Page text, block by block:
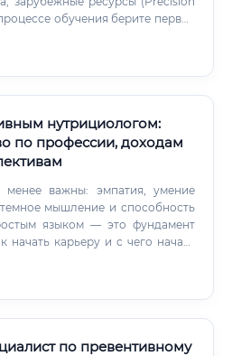
обучения берите первых
нутрициологом:
по профессии, доходам
важны: эмпатия, умение
мышление и способность
языком — это фундамент
карьеру и с чего начать
курс по нутрициологии (3–6
по превентивному